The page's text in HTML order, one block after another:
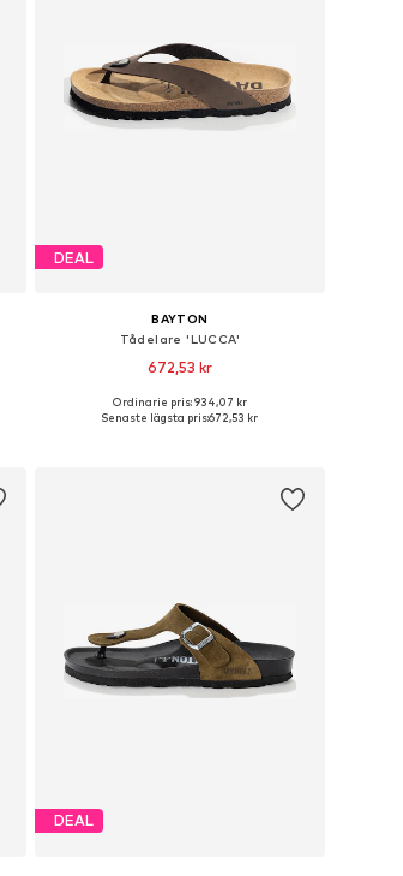
DEAL
BAYTON
Tådelare 'LUCCA'
672,53 kr
Tillgängliga storlekar: 40, 41, 43, 44, 45
Ordinarie pris: 934,07 kr
Senaste lägsta pris:672,53 kr
DEAL